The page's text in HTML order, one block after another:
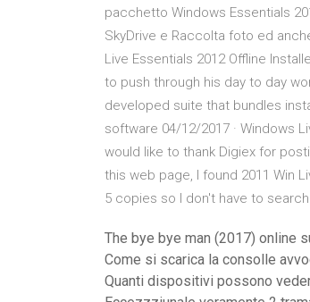
pacchetto Windows Essentials
SkyDrive e Raccolta foto ed
Live Essentials 2012 Offline
to push through his day to day
developed suite that bundles
software 04/12/2017 · Windows
would like to thank Digiex for
this web page, I found 2011 Win
5 copies so I don't have to search
The bye bye man (2017) online
Come si scarica la consolle
Quanti dispositivi possono